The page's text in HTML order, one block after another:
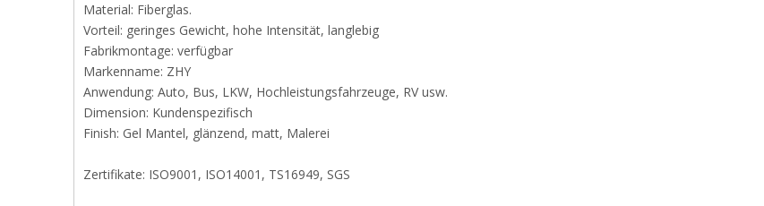
Material: Fiberglas.
Vorteil: geringes Gewicht, hohe Intensität, langlebig
Fabrikmontage: verfügbar
Markenname: ZHY
Anwendung: Auto, Bus, LKW, Hochleistungsfahrzeuge, RV usw.
Dimension: Kundenspezifisch
Finish: Gel Mantel, glänzend, matt, Malerei
Zertifikate: ISO9001, ISO14001, TS16949, SGS